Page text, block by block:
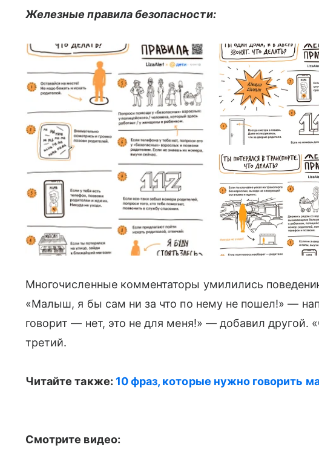
Железные правила безопасности:
Многочисленные комментаторы умилились
«Малыш, я бы сам ни за что по нему не пошел!» —
говорит — нет, это не для меня!» — добавил другой.
третий.
Читайте также: 10 фраз, которые нужно говорить
Смотрите видео: